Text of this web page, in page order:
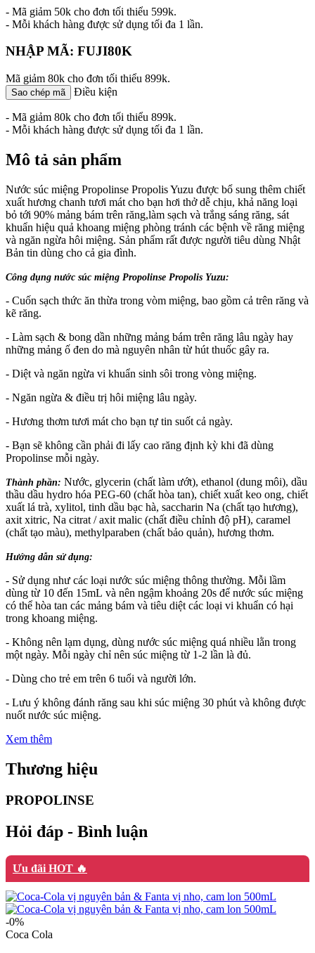
- Mã giảm 50k cho đơn tối thiểu 599k.
- Mỗi khách hàng được sử dụng tối đa 1 lần.
NHẬP MÃ: FUJI80K
Mã giảm 80k cho đơn tối thiểu 899k.
Sao chép mã Điều kiện
- Mã giảm 80k cho đơn tối thiểu 899k.
- Mỗi khách hàng được sử dụng tối đa 1 lần.
Mô tả sản phẩm
Nước súc miệng Propolinse Propolis Yuzu được bổ sung thêm chiết
xuất hương chanh tươi mát cho bạn hơi thở dễ chịu, khả năng loại
bỏ tới 90% mảng bám trên răng,làm sạch và trắng sáng răng, sát
khuẩn hiệu quả khoang miệng phòng tránh các bệnh về răng miệng
và ngăn ngừa hôi miệng. Sản phẩm rất được người tiêu dùng Nhật
Bản tin dùng cho cả gia đình.
Công dụng nước súc miệng Propolinse Propolis Yuzu:
- Cuốn sạch thức ăn thừa trong vòm miệng, bao gồm cả trên răng và
kẽ răng.
- Làm sạch & bong dần những mảng bám trên răng lâu ngày hay
những mảng ố đen do mà nguyên nhân từ hút thuốc gây ra.
- Diệt và ngăn ngừa vi khuẩn sinh sôi trong vòng miệng.
- Ngăn ngừa & điều trị hôi miệng lâu ngày.
- Hương thơm tươi mát cho bạn tự tin suốt cả ngày.
- Bạn sẽ không cần phải đi lấy cao răng định kỳ khi đã dùng
Propolinse mỗi ngày.
Thành phần: Nước, glycerin (chất làm ướt), ethanol (dung môi), dầu
thầu dầu hydro hóa PEG-60 (chất hòa tan), chiết xuất keo ong, chiết
xuất lá trà, xylitol, tinh dầu bạc hà, saccharin Na (chất tạo hương),
axit xitric, Na citrat / axit malic (chất điều chỉnh độ pH), caramel
(chất tạo màu), methylparaben (chất bảo quản), hương thơm.
Hướng dẫn sử dụng:
- Sử dụng như các loại nước súc miệng thông thường. Mỗi lầm
dùng từ 10 đến 15mL và nên ngậm khoảng 20s để nước súc miệng
có thể hòa tan các mảng bám và tiêu diệt các loại vi khuẩn có hại
trong khoang miệng.
- Không nên lạm dụng, dùng nước súc miệng quá nhiều lằn trong
một ngày. Mỗi ngày chỉ nên súc miệng từ 1-2 lần là đủ.
- Dùng cho trẻ em trên 6 tuổi và người lớn.
- Lưu ý không đánh răng sau khi súc miệng 30 phút và không được
nuốt nước súc miệng.
Xem thêm
Thương hiệu
PROPOLINSE
Hỏi đáp - Bình luận
Ưu đãi HOT 🔥
-0%
Coca Cola